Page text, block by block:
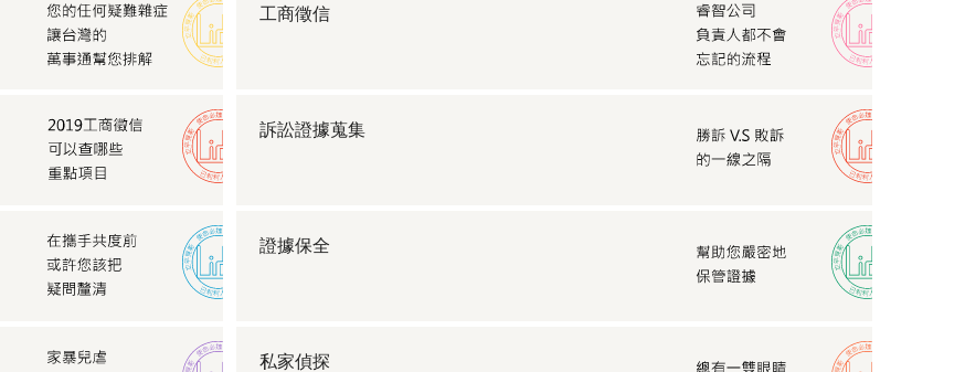
工商徵信
訴訟證據蒐集
證據保全
私家偵探